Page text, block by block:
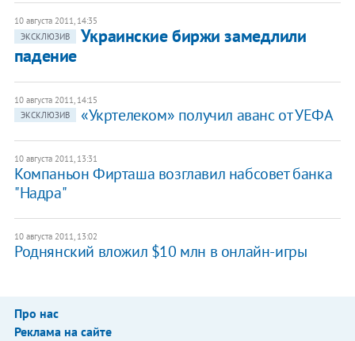
10 августа 2011, 14:35
ЭКСКЛЮЗИВ
Украинские биржи замедлили
падение
10 августа 2011, 14:15
ЭКСКЛЮЗИВ
«Укртелеком» получил аванс от УЕФА
10 августа 2011, 13:31
Компаньон Фирташа возглавил набсовет банка
"Надра"
10 августа 2011, 13:02
Роднянский вложил $10 млн в онлайн-игры
Про нас
Реклама на сайте